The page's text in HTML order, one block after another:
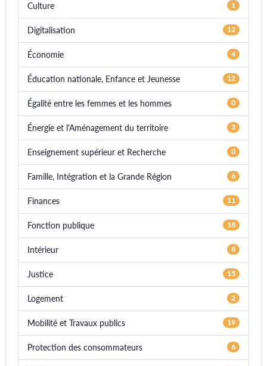
Culture 1
Digitalisation 12
Économie 4
Éducation nationale, Enfance et Jeunesse 12
Égalité entre les femmes et les hommes 0
Énergie et l'Aménagement du territoire 3
Enseignement supérieur et Recherche 0
Famille, Intégration et la Grande Région 6
Finances 11
Fonction publique 18
Intérieur 8
Justice 15
Logement 2
Mobilité et Travaux publics 19
Protection des consommateurs 6